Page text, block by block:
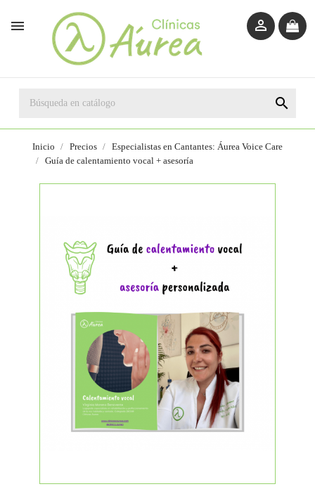
 

Inicio Precios
Especialistas en Cantantes: Áurea Voice Care
Guía de calentamiento vocal + asesoría